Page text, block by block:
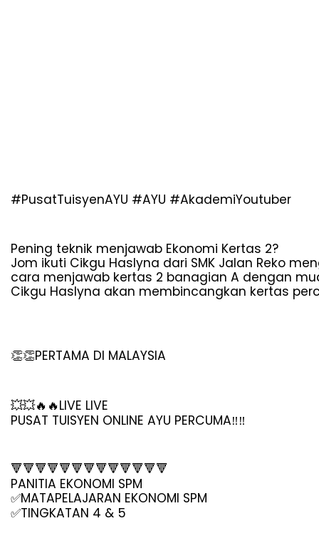
#PusatTuisyenAYU #AYU #AkademiYoutuber
Pening teknik menjawab Ekonomi Kertas 2?
Jom ikuti Cikgu Haslyna dari SMK Jalan Reko
cara menjawab kertas 2 banagian A dengan
Cikgu Haslyna akan membincangkan kertas
👏👏PERTAMA DI MALAYSIA
💥💥🔥🔥 LIVE LIVE
PUSAT TUISYEN ONLINE AYU PERCUMA‼️‼️
🔻🔻🔻🔻🔻🔻🔻🔻🔻🔻🔻🔻🔻
PANITIA EKONOMI SPM
✅MATAPELAJARAN EKONOMI SPM
✅TINGKATAN 4 & 5